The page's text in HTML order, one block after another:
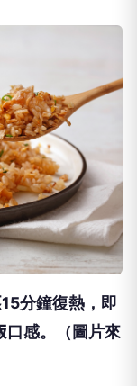
分鐘復熱，即
口感。（圖片來